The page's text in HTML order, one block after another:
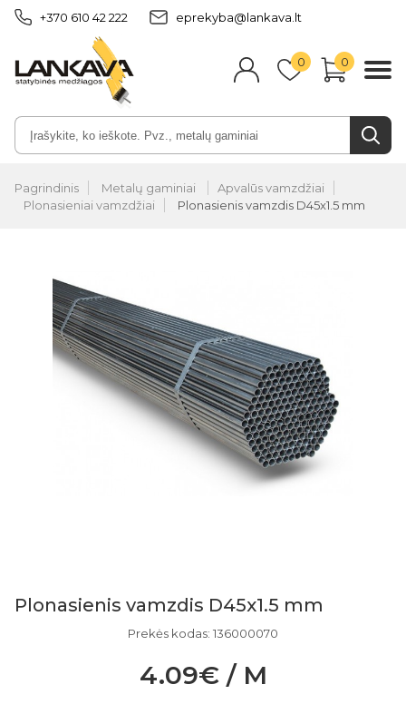
+370 610 42 222 eprekyba@lankava.lt
0 0
Pagrindinis Metalų gaminiai
Apvalūs vamzdžiai
Plonasieniai vamzdžiai
Plonasienis vamzdis D45x1.5 mm
Plonasienis vamzdis D45x1.5 mm
Prekės kodas: 136000070
4.09€ / M